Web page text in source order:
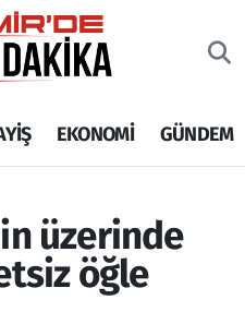
EKONOMİ GÜNDEM
üzerinde
öğle